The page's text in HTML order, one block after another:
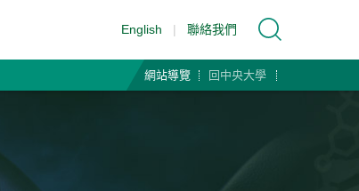
English | 聯絡我們
網站導覽 回中央大學